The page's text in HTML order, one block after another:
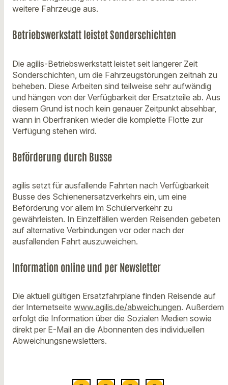
weitere Fahrzeuge aus.
Betriebswerkstatt leistet Sonderschichten
Die agilis-Betriebswerkstatt leistet seit längerer Zeit
Sonderschichten, um die Fahrzeugstörungen zeitnah zu
beheben. Diese Arbeiten sind teilweise sehr aufwändig
und hängen von der Verfügbarkeit der Ersatzteile ab. Aus
diesem Grund ist noch kein genauer Zeitpunkt absehbar,
wann in Oberfranken wieder die komplette Flotte zur
Verfügung stehen wird.
Beförderung durch Busse
agilis setzt für ausfallende Fahrten nach Verfügbarkeit
Busse des Schienenersatzverkehrs ein, um eine
Beförderung vor allem im Schülerverkehr zu
gewährleisten. In Einzelfällen werden Reisenden gebeten
auf alternative Verbindungen vor oder nach der
ausfallenden Fahrt auszuweichen.
Information online und per Newsletter
Die aktuell gültigen Ersatzfahrpläne finden Reisende auf
der Internetseite www.agilis.de/abweichungen. Außerdem
erfolgt die Information über die Sozialen Medien sowie
direkt per E-Mail an die Abonnenten des individuellen
Abweichungsnewsletters.